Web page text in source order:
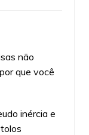
não
que você
inércia e